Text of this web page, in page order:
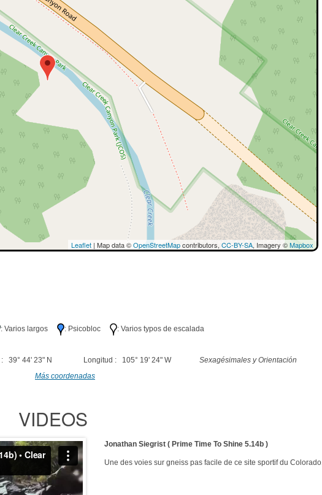
Leaflet| Map data ©OpenStreetMapcontributors, CC-BY-SA, Imagery ©Mapbox
: Varios largos : Psicobloc : Varios typos de escalada
: 39° 44' 23" N Longitud : 105° 19' 24" W
Sexagésimales y Orientación
Más coordenadas
VIDEOS
Jonathan Siegrist ( Prime Time To Shine 5.14b )
Une des voies sur gneiss pas facile de ce site sportif du Colorado.